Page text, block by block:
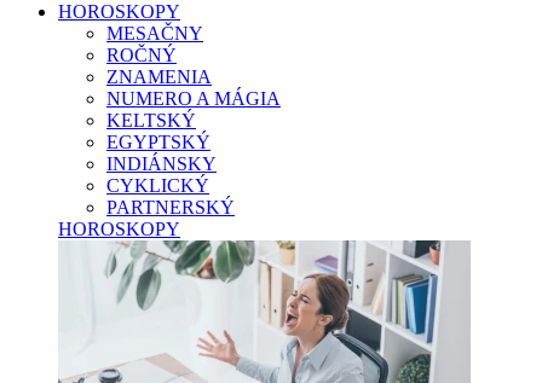
HOROSKOPY
MESAČNY
ROČNÝ
ZNAMENIA
NUMERO A MÁGIA
KELTSKÝ
EGYPTSKÝ
INDIÁNSKY
CYKLICKÝ
PARTNERSKÝ
HOROSKOPY